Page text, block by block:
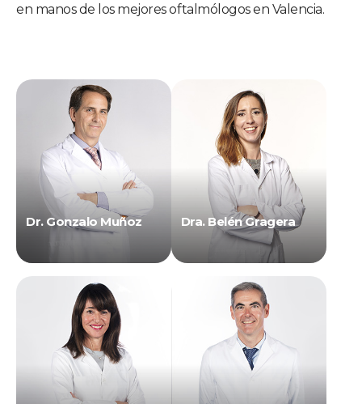
en manos de los mejores oftalmólogos en Valencia.
Dr. Gonzalo Muñoz Dra. Belén Gragera